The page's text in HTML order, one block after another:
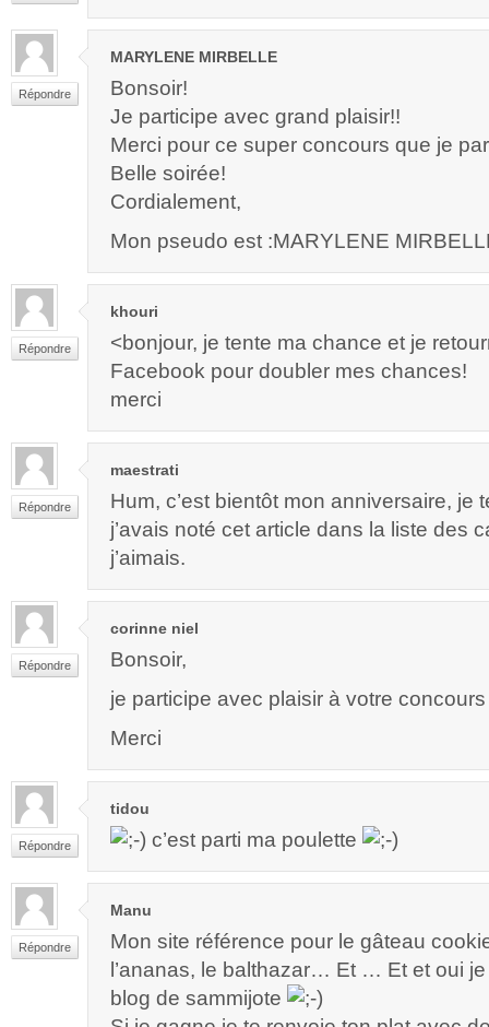
Répondre
MARYLENE MIRBELLE
Bonsoir!
Je participe avec grand plaisir!!
Merci pour ce super concours que je
Belle soirée!
Cordialement,
Mon pseudo est :MARYLENE
Répondre
khouri
<bonjour, je tente ma chance et je
Facebook pour doubler mes chances!
merci
Répondre
maestrati
Hum, c’est bientôt mon anniversaire, je
j’avais noté cet article dans la liste des
j’aimais.
Répondre
corinne niel
Bonsoir,
je participe avec plaisir à votre concours
Merci
Répondre
tidou
c’est parti ma poulette
Répondre
Manu
Mon site référence pour le gâteau
l’ananas, le balthazar… Et … Et et oui
blog de sammijote